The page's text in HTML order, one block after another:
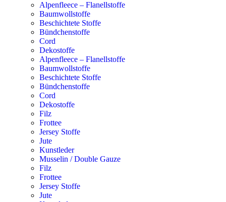
Alpenfleece – Flanellstoffe
Baumwollstoffe
Beschichtete Stoffe
Bündchenstoffe
Cord
Dekostoffe
Alpenfleece – Flanellstoffe
Baumwollstoffe
Beschichtete Stoffe
Bündchenstoffe
Cord
Dekostoffe
Filz
Frottee
Jersey Stoffe
Jute
Kunstleder
Musselin / Double Gauze
Filz
Frottee
Jersey Stoffe
Jute